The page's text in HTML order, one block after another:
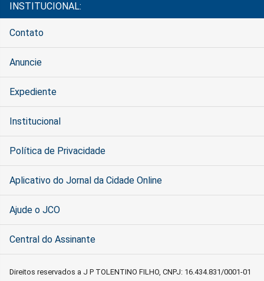
INSTITUCIONAL:
Contato
Anuncie
Expediente
Institucional
Política de Privacidade
Aplicativo do Jornal da Cidade Online
Ajude o JCO
Central do Assinante
Direitos reservados a J P TOLENTINO FILHO, CNPJ: 16.434.831/0001-01